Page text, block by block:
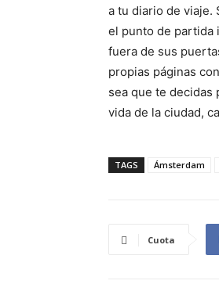
a tu diario de viaje.
el punto de partida
fuera de sus
propias páginas
sea que te
vida de la ciudad,
TAGS Ámsterdam
Cuota